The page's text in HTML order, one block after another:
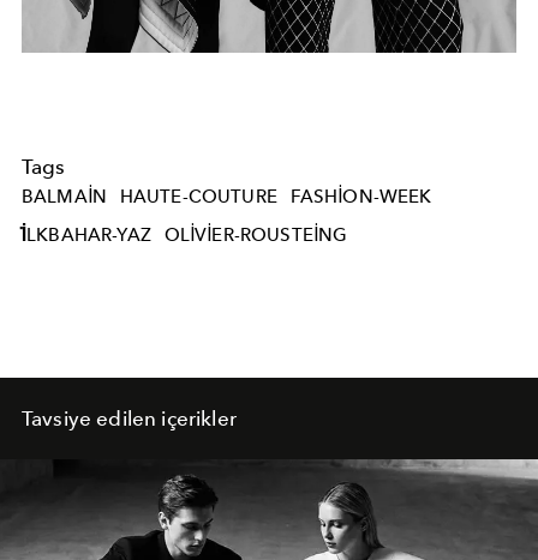
Tags
BALMAIN HAUTE-COUTURE
FASHION-WEEK
İLKBAHAR-YAZ
OLIVIER-ROUSTEING
Tavsiye edilen içerikler